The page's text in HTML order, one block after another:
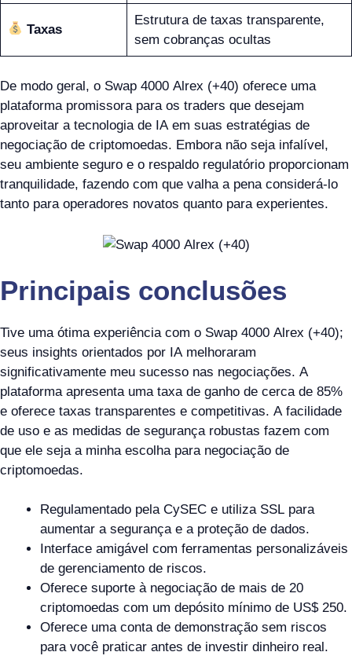
Taxas
Estrutura de taxas transparente,
sem cobranças ocultas
De modo geral, o Swap 4000 Alrex (+40) oferece uma
plataforma promissora para os traders que desejam
aproveitar a tecnologia de IA em suas estratégias de
negociação de criptomoedas. Embora não seja infalível,
seu ambiente seguro e o respaldo regulatório proporcionam
tranquilidade, fazendo com que valha a pena considerá-lo
tanto para operadores novatos quanto para experientes.
Principais conclusões
Tive uma ótima experiência com o Swap 4000 Alrex (+40);
seus insights orientados por IA melhoraram
significativamente meu sucesso nas negociações. A
plataforma apresenta uma taxa de ganho de cerca de 85%
e oferece taxas transparentes e competitivas. A facilidade
de uso e as medidas de segurança robustas fazem com
que ele seja a minha escolha para negociação de
criptomoedas.
Regulamentado pela CySEC e utiliza SSL para
aumentar a segurança e a proteção de dados.
Interface amigável com ferramentas personalizáveis
de gerenciamento de riscos.
Oferece suporte à negociação de mais de 20
criptomoedas com um depósito mínimo de US$ 250.
Oferece uma conta de demonstração sem riscos
para você praticar antes de investir dinheiro real.